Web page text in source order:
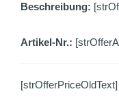
Beschreibung:
Artikel-Nr.:
[strOfferPriceOldText]